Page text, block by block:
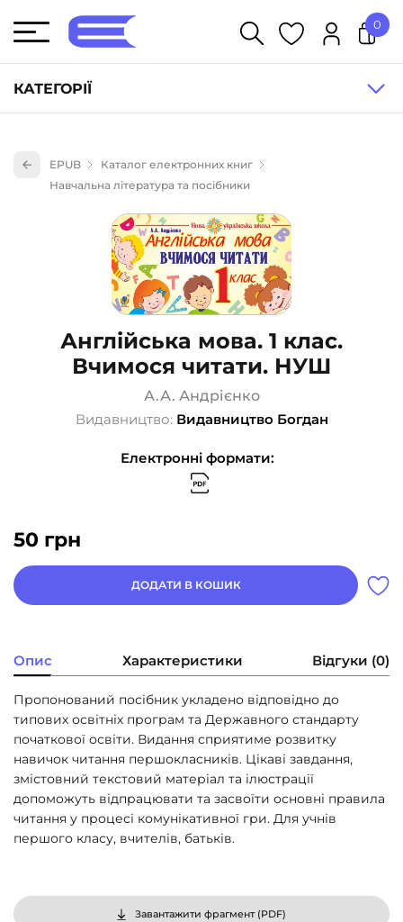
КАТЕГОРІЇ
Книги для дітей (833)
Науково-популярна література (1015)
Навчальна література та посібники (527)
Енциклопедії, довідники, словники (55)
Подарункові сертифікати (1)
0
EPUB
Каталог електронних книг
Навчальна література та посібники
Англійська мова. 1 клас.
Вчимося читати. НУШ
А.А. Андрієнко
Видавництво: Видавництво Богдан
Електронні формати:
50 грн
ДОДАТИ В КОШИК
Опис Характеристики Відгуки (0)
Пропонований посібник укладено відповідно до
типових освітніх програм та Державного стандарту
початкової освіти. Видання сприятиме розвитку
навичок читання першокласників. Цікаві завдання,
змістовний текстовий матеріал та ілюстрації
допоможуть відпрацювати та засвоїти основні правила
читання у процесі комунікативної гри. Для учнів
першого класу, вчителів, батьків.
Завантажити фрагмент (PDF)